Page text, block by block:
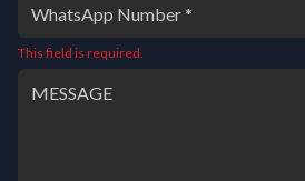
This field is required.